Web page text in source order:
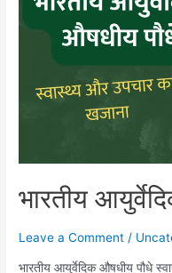
भारतीय
Leave a Comment /
भारतीय आयुर्वेदिक औषधीय पौधे